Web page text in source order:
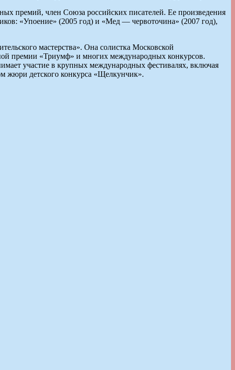
премий, член Союза российских писателей. Ее произведения
«Упоение» (2005 год) и «Мед — червоточина» (2007 год),
мастерства». Она солистка Московской
премии «Триумф» и многих международных конкурсов.
участие в крупных международных фестивалях, включая
жюри детского конкурса «Щелкунчик».